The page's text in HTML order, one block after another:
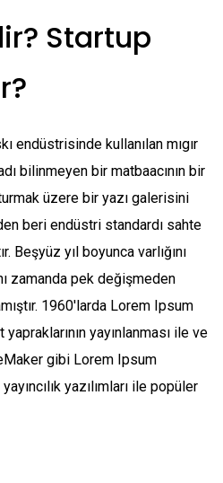
Startup
endüstrisinde kullanılan mıgır
bilinmeyen bir matbaacının bir
üzere bir yazı galerisini
beri endüstri standardı sahte
Beşyüz yıl boyunca varlığını
zamanda pek değişmeden
1960'larda Lorem Ipsum
yayınlanması ile ve
gibi Lorem Ipsum
yazılımları ile popüler